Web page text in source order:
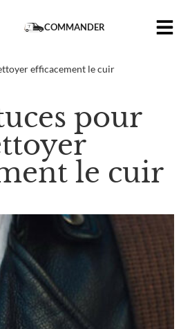
COMMANDER
efficacement le cuir
pour
le cuir